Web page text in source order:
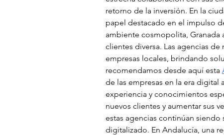
retorno de la inversión. En la
papel destacado en el impulso
ambiente cosmopolita, Granada
clientes diversa. Las agencias
empresas locales, brindando
recomendamos desde aquí esta
de las empresas en la era digital
experiencia y conocimientos
nuevos clientes y aumentar sus
estas agencias continúan siendo
digitalizado. En Andalucía, una